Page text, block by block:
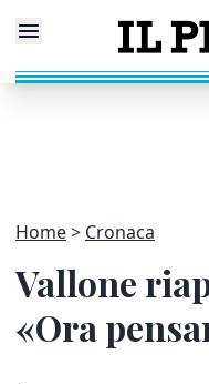
Home Cronaca
Vallone
«Ora